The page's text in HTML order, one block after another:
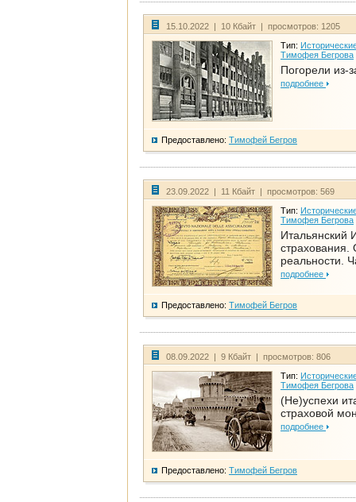
15.10.2022 | 10 Кбайт | просмотров: 1205
Тип:
Тимофея Бегрова
Погорели из-
подробнее
Предоставлено: Тимофей Бегров
23.09.2022 | 11 Кбайт | просмотров: 569
Тип:
Тимофея Бегрова
Итальянский
страхования.
реальности.
подробнее
Предоставлено: Тимофей Бегров
08.09.2022 | 9 Кбайт | просмотров: 806
Тип:
Тимофея Бегрова
(Не)успехи
страховой
подробнее
Предоставлено: Тимофей Бегров